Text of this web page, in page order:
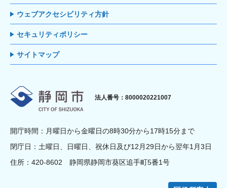
ウェブアクセシビリティ方針
セキュリティポリシー
サイトマップ
静岡市
法人番号：8000020221007
開庁時間：月曜日から金曜日の8時30分から17時15分まで
閉庁日：土曜日、日曜日、祝休日及び12月29日から翌年1月3日
住所：420-8602 静岡県静岡市葵区追手町5番1号